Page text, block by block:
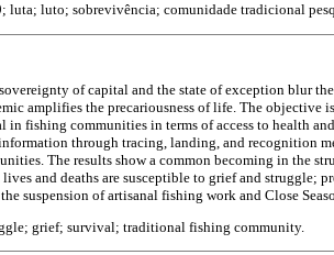
luta; luto; sobrevivência; comunidade tradicional
of capital and the state of exception blur
amplifies the precariousness of life. The objective
in fishing communities in terms of access to health
through tracing, landing, and recognition
The results show a common becoming in the
and deaths are susceptible to grief and struggle;
suspension of artisanal fishing work and Close
grief; survival; traditional fishing community.